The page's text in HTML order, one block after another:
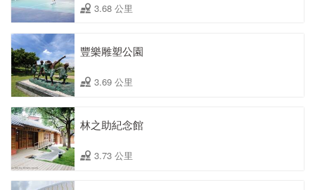
3.68 公里
豐樂雕塑公園
3.69 公里
林之助紀念館
3.73 公里